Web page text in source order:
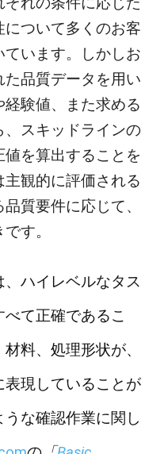
ついて多くのお客
います。しかしお
品質データを用い
験値、また求める
スキッドラインの
を算出することを
観的に評価される
質要件に応じて、
す。
ハイレベルなタス
て正確であるこ
料、処理形状が、
現していることが
な確認作業に関し